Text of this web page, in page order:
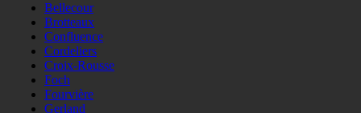
Bellecour
Brotteaux
Confluence
Cordeliers
Croix-Rousse
Foch
Fourvière
Gerland